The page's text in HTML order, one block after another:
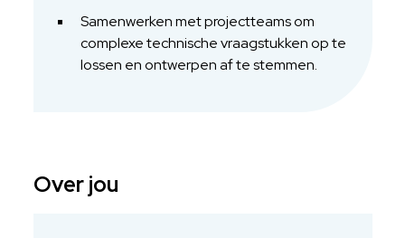
Samenwerken met projectteams om
complexe technische vraagstukken op te
lossen en ontwerpen af te stemmen.
Over jou